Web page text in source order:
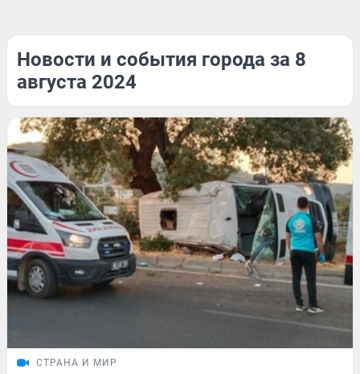
Новости и события города за 8
августа 2024
СТРАНА И МИР